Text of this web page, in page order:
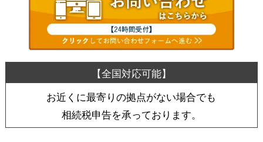
お近くに最寄りの拠点がない場合でも
相続税申告を承っております。